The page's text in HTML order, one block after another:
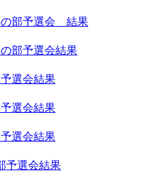
の部予選会 結果
部予選会結果
選会結果
選会結果
選会結果
予選会結果